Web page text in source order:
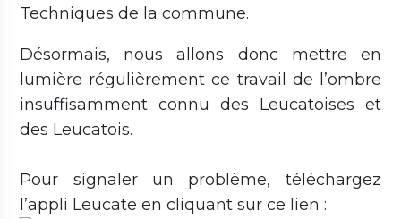
Techniques de la commune.
Désormais, nous allons donc mettre en
lumière régulièrement ce travail de l’ombre
insuffisamment connu des Leucatoises et
des Leucatois.
Pour signaler un problème, téléchargez
l’appli Leucate en cliquant sur ce lien :